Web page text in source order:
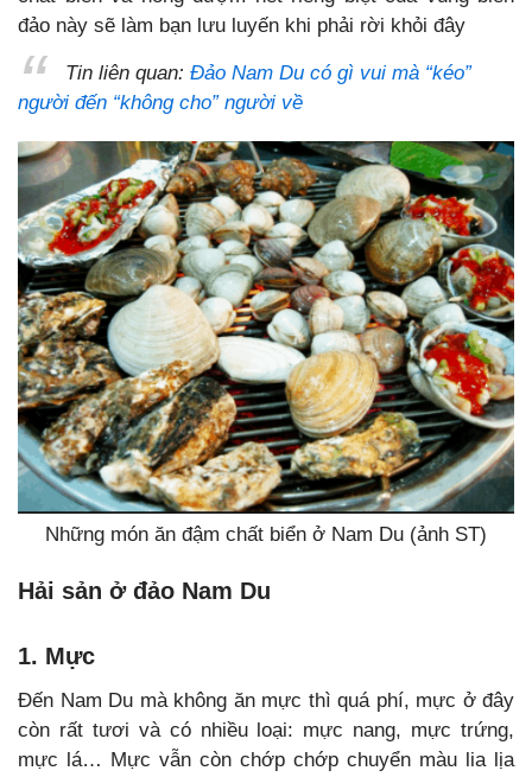
đảo này sẽ làm bạn lưu luyến khi phải rời khỏi đây
Tin liên quan: Đảo Nam Du có gì vui mà “kéo”
người đến “không cho” người về
Những món ăn đậm chất biển ở Nam Du (ảnh ST)
Hải sản ở đảo Nam Du
1. Mực
Đến Nam Du mà không ăn mực thì quá phí, mực ở đây
còn rất tươi và có nhiều loại: mực nang, mực trứng,
mực lá… Mực vẫn còn chớp chớp chuyển màu lia lịa